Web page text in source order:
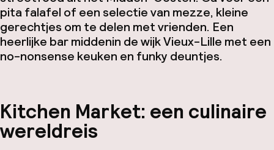
pita falafel of een selectie van mezze, kleine
gerechtjes om te delen met vrienden. Een
heerlijke bar middenin de wijk Vieux-Lille met een
no-nonsense keuken en funky deuntjes.
Kitchen Market: een culinaire
wereldreis